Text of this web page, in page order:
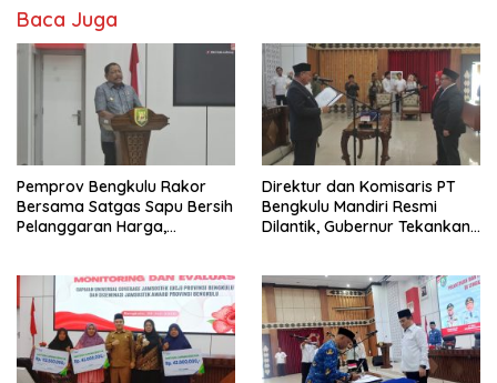
Baca Juga
Pemprov Bengkulu Rakor
Bersama Satgas Sapu Bersih
Pelanggaran Harga,
Masih Jadi Sorotan
Direktur dan Komisaris PT
Bengkulu Mandiri Resmi
Dilantik, Gubernur Tekankan